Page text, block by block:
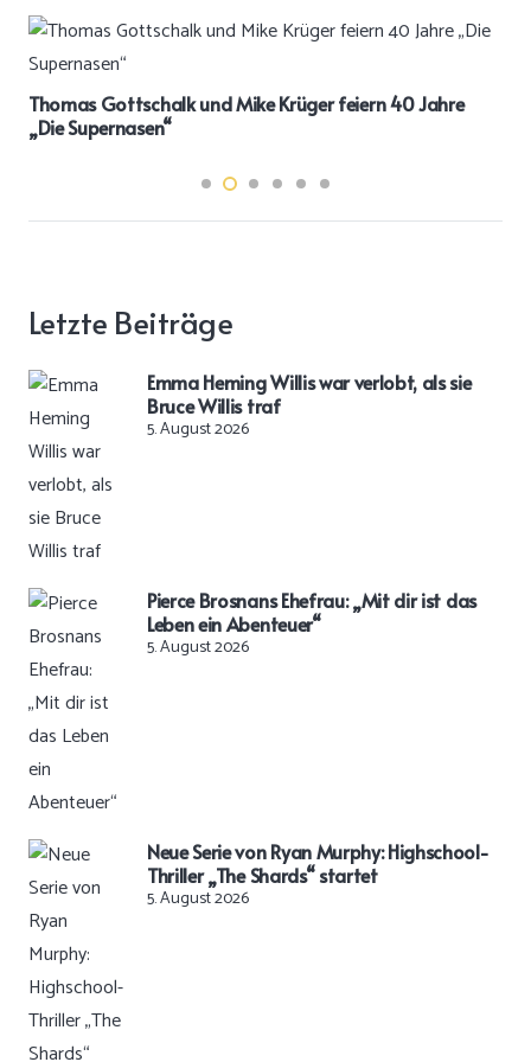
Thomas Gottschalk und Mike Krüger feiern 40 Jahre
„Die Supernasen“
Letzte Beiträge
Emma Heming Willis war verlobt, als sie
Bruce Willis traf
5. August 2026
Pierce Brosnans Ehefrau: „Mit dir ist das
Leben ein Abenteuer“
5. August 2026
Neue Serie von Ryan Murphy: Highschool-
Thriller „The Shards“ startet
5. August 2026